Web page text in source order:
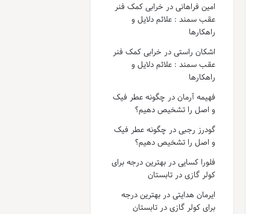
امین فراهانیدر خرابی کمک فنر
عقب سمند : علائم دلایل و
راهکارها
اشکان راستیدر خرابی کمک فنر
عقب سمند : علائم دلایل و
راهکارها
فهیمه آرماندر چگونه عطر فیک
و اصل را تشخیص دهیم؟
گودرز رجبیدر چگونه عطر فیک
و اصل را تشخیص دهیم؟
فلورا کساییدر بهترین درجه برای
کولر گازی در تابستان
ایرمان هدایتیدر بهترین درجه
برای کولر گازی در تابستان